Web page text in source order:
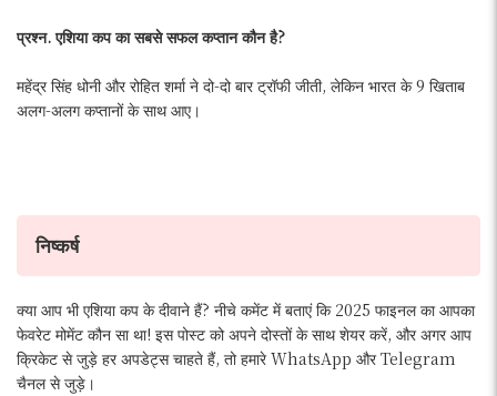
प्रश्न. एशिया कप का सबसे सफल कप्तान कौन है?
महेंद्र सिंह धोनी और रोहित शर्मा ने दो-दो बार ट्रॉफी जीती, लेकिन भारत के 9 खिताब
अलग-अलग कप्तानों के साथ आए।
निष्कर्ष
क्या आप भी एशिया कप के दीवाने हैं? नीचे कमेंट में बताएं कि 2025 फाइनल का आपका
फेवरेट मोमेंट कौन सा था! इस पोस्ट को अपने दोस्तों के साथ शेयर करें, और अगर आप
क्रिकेट से जुड़े हर अपडेट्स चाहते हैं, तो हमारे WhatsApp और Telegram
चैनल से जुड़े।